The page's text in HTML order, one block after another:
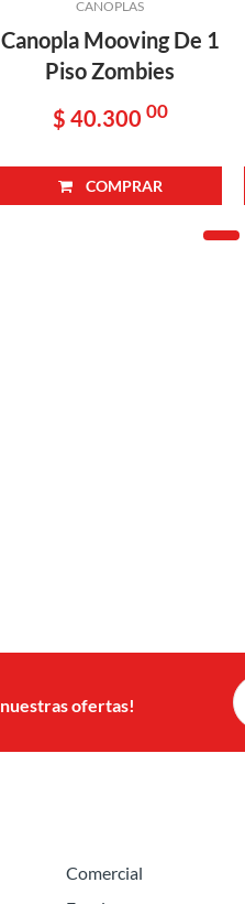
CANOPLAS
Canopla Mooving De 1
Piso Zombies
$ 40.300 00
COMPRAR
nuestras ofertas!
Comercial